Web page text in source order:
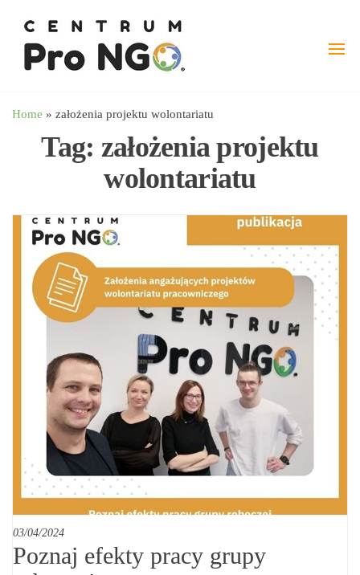
treści
Home » założenia projektu wolontariatu
Tag: założenia projektu
wolontariatu
03/04/2024
Poznaj efekty pracy grupy